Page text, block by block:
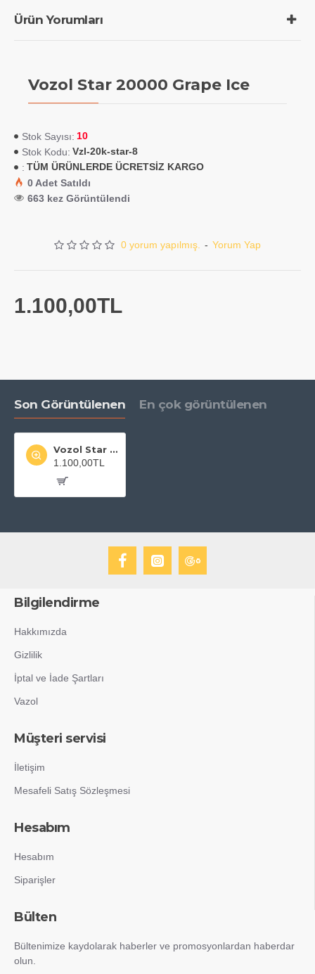
Ürün Yorumları
Vozol Star 20000 Grape Ice
Stok Sayısı: 10
Stok Kodu: Vzl-20k-star-8
: TÜM ÜRÜNLERDE ÜCRETSİZ KARGO
0 Adet Satıldı
663 kez Görüntülendi
0 yorum yapılmış. - Yorum Yap
1.100,00TL
Son Görüntülenen En çok görüntülenen
Vozol Star 20000 Grape Ice
1.100,00TL
Bilgilendirme
Hakkımızda
Gizlilik
İptal ve İade Şartları
Vazol
Müşteri servisi
İletişim
Mesafeli Satış Sözleşmesi
Hesabım
Hesabım
Siparişler
Bülten
Bültenimize kaydolarak haberler ve promosyonlardan haberdar
olun.